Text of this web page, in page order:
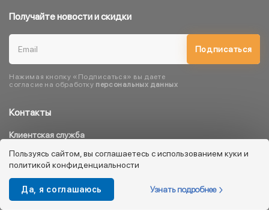
Контакты
Клиентская служба
8 800 333 08 45
info@kotofey.ru
Магазины в Москва (50)
Получайте новости и скидки
Подписаться
Нажимая кнопку «Подписаться» вы даете
согласие на обработку персональных данных
Пользуясь сайтом, вы соглашаетесь с использованием куки и
политикой конфиденциальности
Да, я соглашаюсь Узнать подробнее